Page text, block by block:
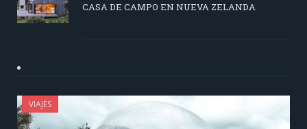
CASA DE CAMPO EN NUEVA ZELANDA
VIAJES